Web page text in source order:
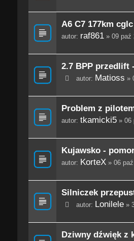
A6 C7 177km
autor: raf861» 09 paź
2.7 BPP przedlift
autor: Matioss »
Problem z
autor: tkamicki5» 06
Kujawsko -
autor: KorteX» 06 paź
Silniczek
autor: Lonilele»
Dziwny dźwięk z